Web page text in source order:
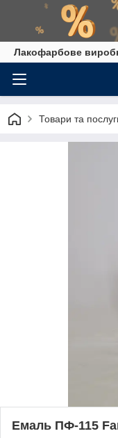
Лакофарбове
Товари та
Емаль ПФ-115